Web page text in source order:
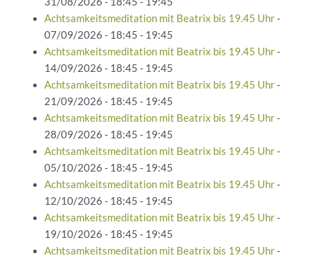
Achtsamkeitsmeditation mit Beatrix bis 19.45 Uhr-
07/09/2026 - 18:45 - 19:45
Achtsamkeitsmeditation mit Beatrix bis 19.45 Uhr-
14/09/2026 - 18:45 - 19:45
Achtsamkeitsmeditation mit Beatrix bis 19.45 Uhr-
21/09/2026 - 18:45 - 19:45
Achtsamkeitsmeditation mit Beatrix bis 19.45 Uhr-
28/09/2026 - 18:45 - 19:45
Achtsamkeitsmeditation mit Beatrix bis 19.45 Uhr-
05/10/2026 - 18:45 - 19:45
Achtsamkeitsmeditation mit Beatrix bis 19.45 Uhr-
12/10/2026 - 18:45 - 19:45
Achtsamkeitsmeditation mit Beatrix bis 19.45 Uhr-
19/10/2026 - 18:45 - 19:45
Achtsamkeitsmeditation mit Beatrix bis 19.45 Uhr-